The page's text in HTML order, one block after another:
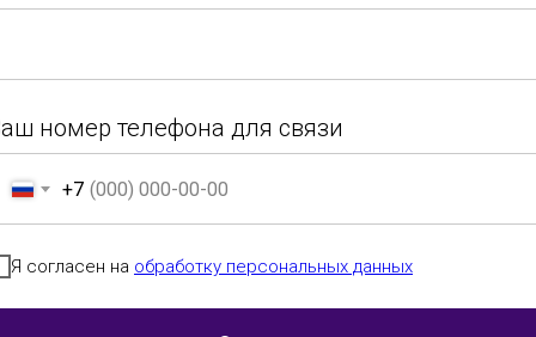
E-mail для связи (мы свяжемся с Вами по
Ваш номер телефона для связи
+7
номер телефона для связи
+7
Я согласен на обработку персональных данных